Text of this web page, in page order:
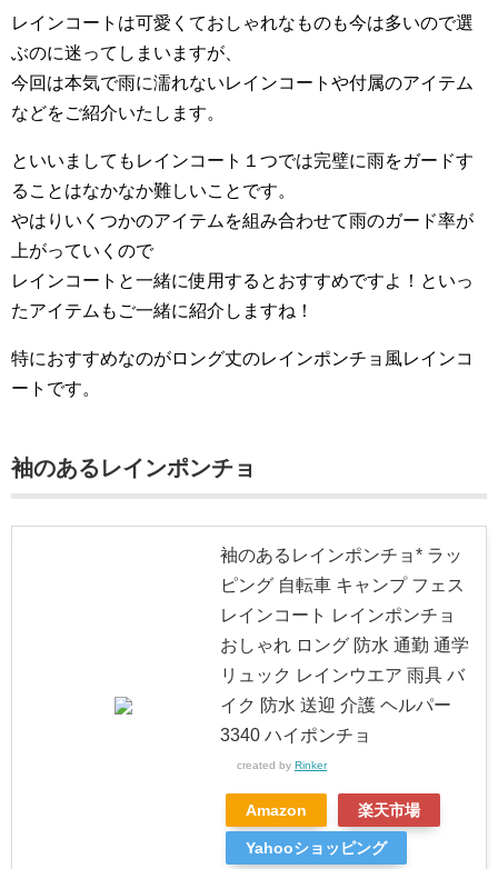
レインコートは可愛くておしゃれなものも今は多いので選
ぶのに迷ってしまいますが、
今回は本気で雨に濡れないレインコートや付属のアイテム
などをご紹介いたします。
といいましてもレインコート１つでは完璧に雨をガードす
ることはなかなか難しいことです。
やはりいくつかのアイテムを組み合わせて雨のガード率が
上がっていくので
レインコートと一緒に使用するとおすすめですよ！といっ
たアイテムもご一緒に紹介しますね！
特におすすめなのがロング丈のレインポンチョ風レインコ
ートです。
袖のあるレインポンチョ
袖のあるレインポンチョ* ラッ
ピング 自転車 キャンプ フェス
レインコート レインポンチョ
おしゃれ ロング 防水 通勤 通学
リュック レインウエア 雨具 バ
イク 防水 送迎 介護 ヘルパー
3340 ハイポンチョ
created by Rinker
Amazon 楽天市場
Yahooショッピング